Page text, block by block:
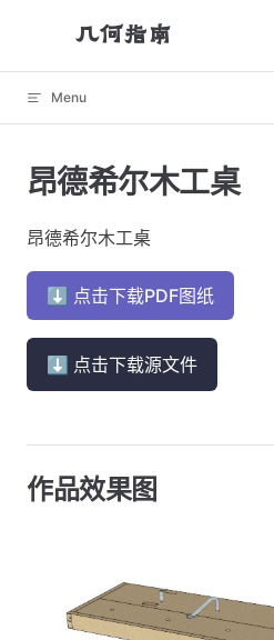
Skip to content
几何指南
Menu
昂德希尔木工桌
昂德希尔木工桌
⬇ 点击下载PDF图纸
⬇ 点击下载源文件
作品效果图